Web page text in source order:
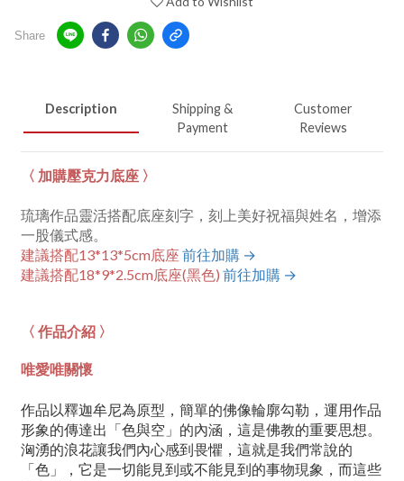
Share
Description
Shipping &
Payment
Customer
Reviews
〈 加購壓克力底座 〉
琉璃作品靈活搭配底座刻字，刻上美好祝福與姓名，增添
一股儀式感。
建議搭配13*13*5cm底座 前往加購 →
建議搭配18*9*2.5cm底座(黑色) 前往加購 →
〈 作品介紹 〉
唯愛唯關懷
作品以釋迦牟尼為原型，簡單的佛像輪廓勾勒，運用作品
形象的傳達出「色與空」的內涵，這是佛教的重要思想。
洶湧的浪花讓我們內心感到畏懼，這就是我們常說的
「色」，它是一切能見到或不能見到的事物現象，而這些